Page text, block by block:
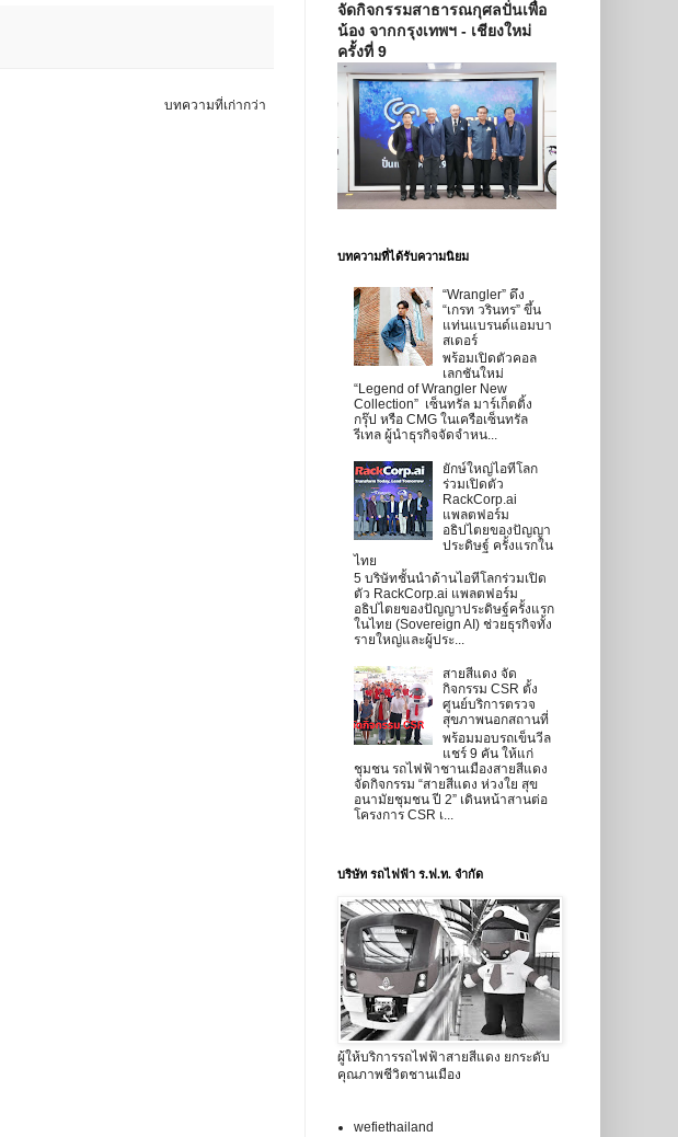
บทความที่เก่ากว่า
จัดกิจกรรมสาธารณกุศลปั่นเพื่อ
น้อง จากกรุงเทพฯ - เชียงใหม่
ครั้งที่ 9
บทความที่ได้รับความนิยม
“Wrangler” ดึง
“เกรท วรินทร” ขึ้น
แท่นแบรนด์แอมบา
สเดอร์
พร้อมเปิดตัวคอล
เลกชันใหม่
“Legend of Wrangler New
Collection” เซ็นทรัล มาร์เก็ตติ้ง
กรุ๊ป หรือ CMG ในเครือเซ็นทรัล
รีเทล ผู้นำธุรกิจจัดจำหน...
ยักษ์ใหญ่ไอทีโลก
ร่วมเปิดตัว
RackCorp.ai
แพลตฟอร์ม
อธิปไตยของปัญญา
ประดิษฐ์ ครั้งแรกใน
ไทย
5 บริษัทชั้นนำด้านไอทีโลกร่วมเปิด
ตัว RackCorp.ai แพลตฟอร์ม
อธิปไตยของปัญญาประดิษฐ์ครั้งแรก
ในไทย (Sovereign AI) ช่วยธุรกิจทั้ง
รายใหญ่และผู้ประ...
สายสีแดง จัด
กิจกรรม CSR ตั้ง
ศูนย์บริการตรวจ
สุขภาพนอกสถานที่
พร้อมมอบรถเข็นวีล
แชร์ 9 คัน ให้แก่
ชุมชน รถไฟฟ้าชานเมืองสายสีแดง
จัดกิจกรรม “สายสีแดง ห่วงใย สุข
อนามัยชุมชน ปี 2” เดินหน้าสานต่อ
โครงการ CSR เ...
บริษัท รถไฟฟ้า ร.ฟ.ท. จำกัด
ผู้ให้บริการรถไฟฟ้าสายสีแดง ยกระดับ
คุณภาพชีวิตชานเมือง
wefiethailand